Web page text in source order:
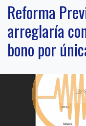
Reforma
arreglaría
bono por